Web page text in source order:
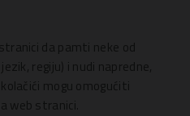
da pamti neke od
regiju) i nudi napredne,
mogu omogućiti
web stranici.